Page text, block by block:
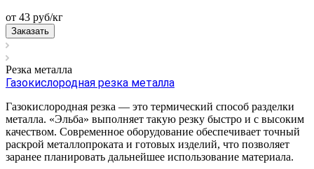
от 43 руб/кг
Заказать
Резка металла
Газокислородная резка металла
Газокислородная резка — это термический способ разделки
металла. «Эльба» выполняет такую резку быстро и с высоким
качеством. Современное оборудование обеспечивает точный
раскрой металлопроката и готовых изделий, что позволяет
заранее планировать дальнейшее использование материала.